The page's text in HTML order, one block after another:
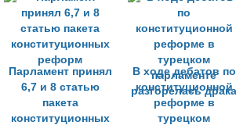
Парламент принял
6,7 и 8 статью
пакета
конституционных
В ходе дебатов по
конституционной
реформе в
турецком